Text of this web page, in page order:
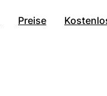
Preise